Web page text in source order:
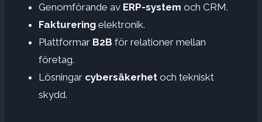
Genomförande av ERP-system och CRM.
Fakturering elektronik.
Plattformar B2B för relationer mellan
företag.
Lösningar cybersäkerhet och tekniskt
skydd.